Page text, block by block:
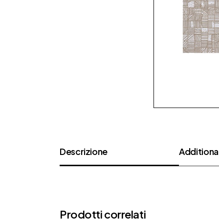
Descrizione
Prodotti correlati